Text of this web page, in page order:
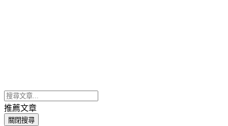
推薦文章
關閉搜尋